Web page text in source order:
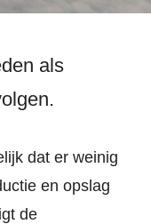
als
dat er weinig
en opslag
de